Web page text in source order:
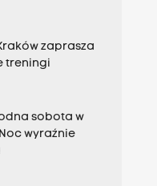
zaprasza
treningi
sobota w
wyraźnie